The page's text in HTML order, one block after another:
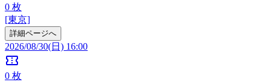
0 枚
[東京]
詳細ページへ
2026/08/30(日) 16:00
confirmation_number
0 枚